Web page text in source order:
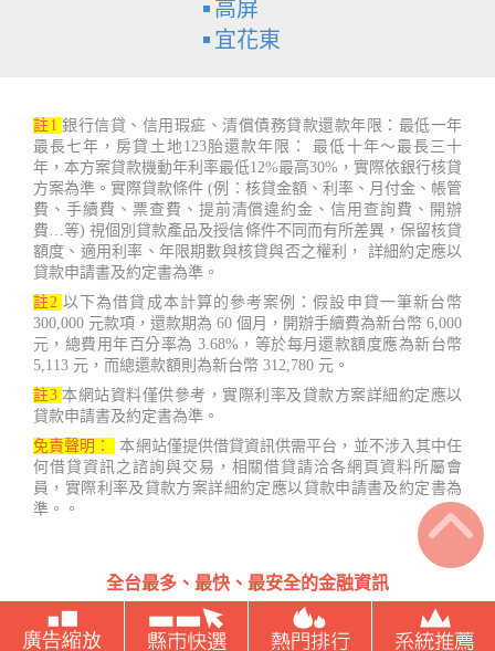
高屏
宜花東
註1 銀行信貸、信用瑕疵、清償債務貸款還款年限：最低一年
最長七年，房貸土地123胎還款年限： 最低十年～最長三十
年，本方案貸款機動年利率最低12%最高30%，實際依銀行核貸
方案為準。實際貸款條件 (例：核貸金額、利率、月付金、帳管
費、手續費、票查費、提前清償違約金、信用查詢費、開辦
費…等) 視個別貸款產品及授信條件不同而有所差異，保留核貸
額度、適用利率、年限期數與核貸與否之權利， 詳細約定應以
貸款申請書及約定書為準。
註2 以下為借貸成本計算的參考案例：假設申貸一筆新台幣
300,000 元款項，還款期為 60 個月，開辦手續費為新台幣 6,000
元，總費用年百分率為 3.68%，等於每月還款額度應為新台幣
5,113 元，而總還款額則為新台幣 312,780 元。
註3 本網站資料僅供參考，實際利率及貸款方案詳細約定應以
貸款申請書及約定書為準。
免責聲明：
本網站僅提供借貸資訊供需平台，並不涉入其中任
何借貸資訊之諮詢與交易，相關借貸請洽各網頁資料所屬會
員，實際利率及貸款方案詳細約定應以貸款申請書及約定書為
準。。
全台最多、最快、最安全的金融資訊
台灣借款.net Copyright ©2022 - 2023 鑫睿開發有限公司 407台
中市西屯區國安一路121號